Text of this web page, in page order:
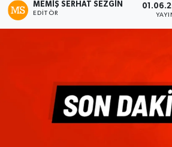
MEMIŞ SERHAT SEZGIN
EDITÖR
Son Dakika Haberleri